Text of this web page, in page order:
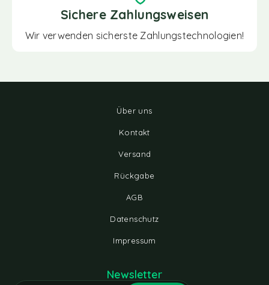
Sichere Zahlungsweisen
Wir verwenden sicherste Zahlungstechnologien!
Über uns
Kontakt
Versand
Rückgabe
AGB
Datenschutz
Impressum
Newsletter